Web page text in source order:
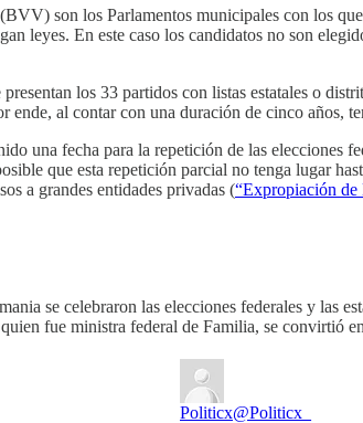
son los Parlamentos municipales con los
leyes. En este caso los candidatos no son
los 33 partidos con listas estatales o
ende, al contar con una duración de cinco años,
una fecha para la repetición de las elecciones
que esta repetición parcial no tenga lugar
a grandes entidades privadas (“Expropiación
se celebraron las elecciones federales y las
fue ministra federal de Familia, se convirtió
Politicx@Politicx_